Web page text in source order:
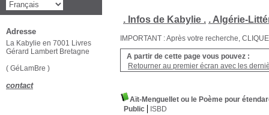
. Infos de Kabylie . . Algérie-
IMPORTANT : Après votre recherche,
A partir de cette page vous pouvez :
Retourner au premier écran avec les
Aït-Menguellet ou le Poème pour
Public
ISBD
Adresse
La Kabylie en 7001 Livres
Gérard Lambert Bretagne
( GéLamBre )
contact